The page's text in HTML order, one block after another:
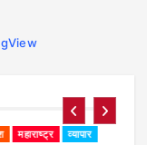
महाराष्ट्र व्यापार